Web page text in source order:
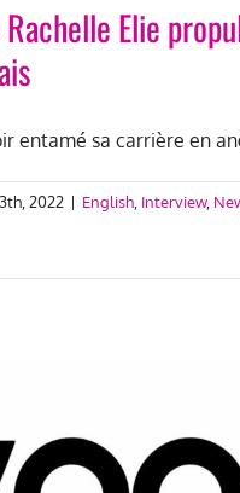
Elie
entamé sa carrière en
2022 | English Interview,